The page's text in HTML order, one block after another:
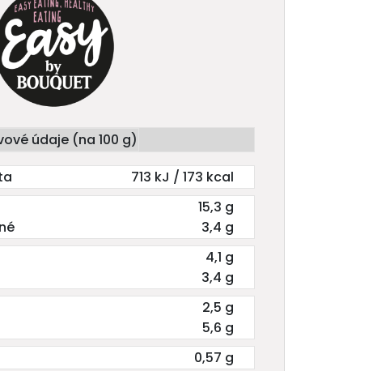
údaje (na 100 g)
713 kJ / 173 kcal
15,3 g
3,4 g
4,1 g
3,4 g
2,5 g
5,6 g
0,57 g